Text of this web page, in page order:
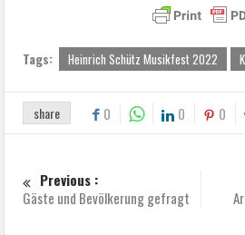
Tags: Heinrich Schütz Musikfest 2022
share 0 0 0
Previous :
Gäste und Bevölkerung gefragt